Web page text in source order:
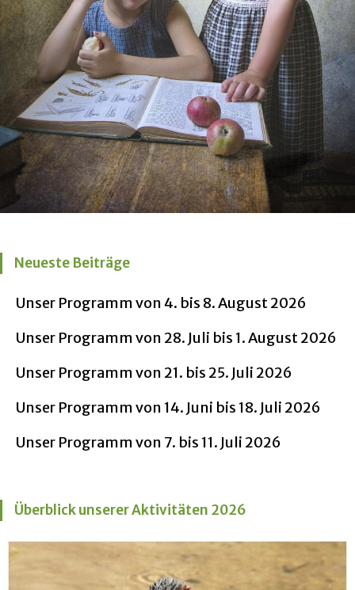
Neueste Beiträge
Unser Programm von 4. bis 8. August 2026
Unser Programm von 28. Juli bis 1. August 2026
Unser Programm von 21. bis 25. Juli 2026
Unser Programm von 14. Juni bis 18. Juli 2026
Unser Programm von 7. bis 11. Juli 2026
Überblick unserer Aktivitäten 2026